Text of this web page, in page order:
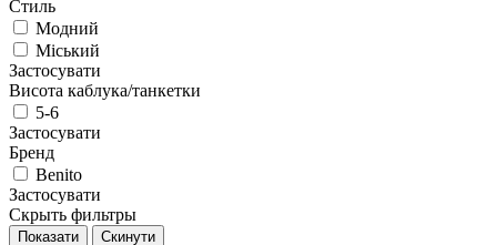
Стиль
Модний
Міський
Застосувати
Висота каблука/танкетки
5-6
Застосувати
Бренд
Benito
Застосувати
Скрыть фильтры